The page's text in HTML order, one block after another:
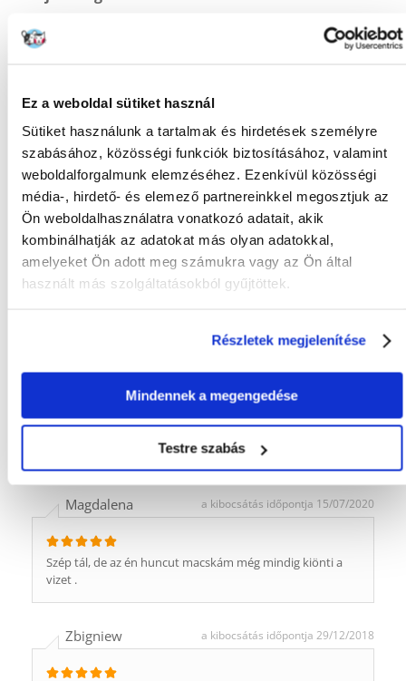
Ez a weboldal sütiket használ
Sütiket használunk a tartalmak és hirdetések személyre
szabásához, közösségi funkciók biztosításához, valamint
weboldalforgalmunk elemzéséhez. Ezenkívül közösségi
média-, hirdető- és elemező partnereinkkel megosztjuk az
Ön weboldalhasználatra vonatkozó adatait, akik
kombinálhatják az adatokat más olyan adatokkal,
amelyeket Ön adott meg számukra vagy az Ön által
használt más szolgáltatásokból gyűjtöttek.
Részletek megjelenítése
Mindennek a megengedése
Testre szabás
ANYAG:
SZÍN: Ezüst
GYÁRTÓ: TRIXIE
Mi a termék értékelési szabályzat?
Csak regisztrált FERA.HU vásárlók írhatnak véleményt, akik
megvásárolták ezt a terméket. A csillagok által adott értékelés
az összes értékelés átlaga. A felülvizsgálat moderálása után
pozitív és negatív értékeléseket is közzéteszünk.et.
Értékelések
ÉRTÉKELJE ÖN IS
Jolanta a kibocsátás időpontja 20/12/2020
Nagyon sikeresnek tartom a fera.co.uk-nál szerzett
vásárlási élményemet. köszönöm.
Magdalena a kibocsátás időpontja 15/07/2020
Szép tál, de az én huncut macskám még mindig kiönti a
vizet .
Zbigniew a kibocsátás időpontja 29/12/2018